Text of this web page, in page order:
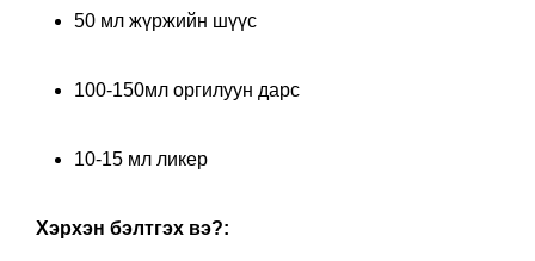
50 мл жүржийн шүүс
100-150мл оргилуун дарс
10-15 мл ликер
Хэрхэн бэлтгэх вэ?: